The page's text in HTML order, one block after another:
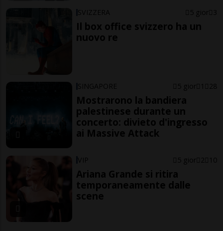
SVIZZERA 5 gior 3
Il box office svizzero ha un
nuovo re
SINGAPORE 5 gior 1 28
Mostrarono la bandiera
palestinese durante un
concerto: divieto d'ingresso
ai Massive Attack
VIP 5 gior 2 10
Ariana Grande si ritira
temporaneamente dalle
scene